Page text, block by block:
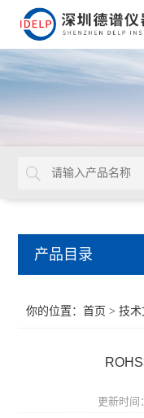
产品目录
你的位置：首页 >技术
更新时间